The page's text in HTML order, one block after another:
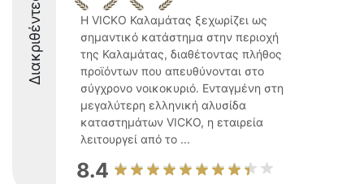
Διακριθέντες
Η VICKO Καλαμάτας ξεχωρίζει ως
σημαντικό κατάστημα στην περιοχή
της Καλαμάτας, διαθέτοντας πλήθος
προϊόντων που απευθύνονται στο
σύγχρονο νοικοκυριό. Ενταγμένη στη
μεγαλύτερη ελληνική αλυσίδα
καταστημάτων VICKO, η εταιρεία
λειτουργεί από το ...
8.4